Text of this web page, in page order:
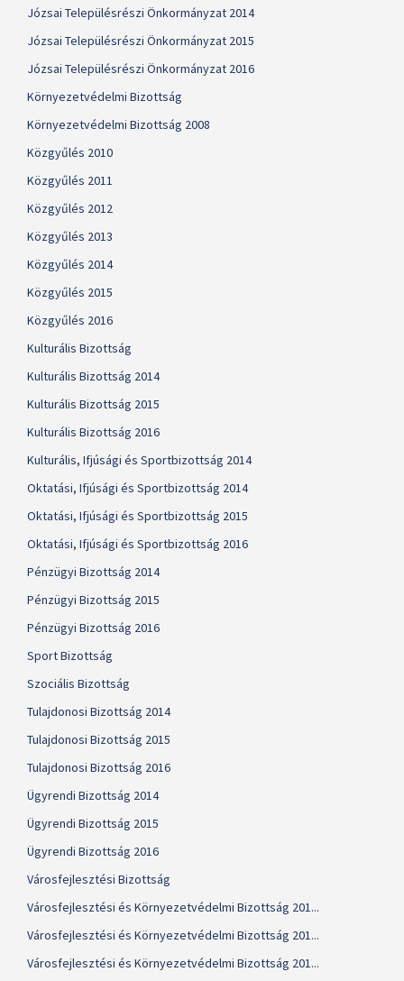
Józsai Településrészi Önkormányzat 2014
Józsai Településrészi Önkormányzat 2015
Józsai Településrészi Önkormányzat 2016
Környezetvédelmi Bizottság
Környezetvédelmi Bizottság 2008
Közgyűlés 2010
Közgyűlés 2011
Közgyűlés 2012
Közgyűlés 2013
Közgyűlés 2014
Közgyűlés 2015
Közgyűlés 2016
Kulturális Bizottság
Kulturális Bizottság 2014
Kulturális Bizottság 2015
Kulturális Bizottság 2016
Kulturális, Ifjúsági és Sportbizottság 2014
Oktatási, Ifjúsági és Sportbizottság 2014
Oktatási, Ifjúsági és Sportbizottság 2015
Oktatási, Ifjúsági és Sportbizottság 2016
Pénzügyi Bizottság 2014
Pénzügyi Bizottság 2015
Pénzügyi Bizottság 2016
Sport Bizottság
Szociális Bizottság
Tulajdonosi Bizottság 2014
Tulajdonosi Bizottság 2015
Tulajdonosi Bizottság 2016
Ügyrendi Bizottság 2014
Ügyrendi Bizottság 2015
Ügyrendi Bizottság 2016
Városfejlesztési Bizottság
Városfejlesztési és Környezetvédelmi Bizottság 201...
Városfejlesztési és Környezetvédelmi Bizottság 201...
Városfejlesztési és Környezetvédelmi Bizottság 201...